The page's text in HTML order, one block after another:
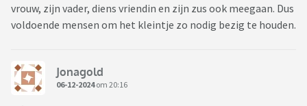
vrouw, zijn vader, diens vriendin en zijn zus ook meegaan. Dus
voldoende mensen om het kleintje zo nodig bezig te houden.
Jonagold
06-12-2024om 20:16